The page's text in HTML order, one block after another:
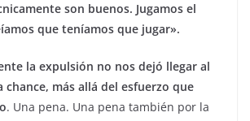
son buenos. Jugamos el
que teníamos que jugar».
la expulsión no nos dejó llegar al
chance, más allá del esfuerzo que
. Una pena. Una pena también por la